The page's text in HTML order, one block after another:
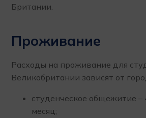
Британии.
Проживание
Расходы на проживание для
Великобритании зависят от
студенческое общежитие –
месяц;